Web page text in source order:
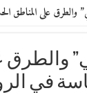
والطرق على المناطق
والطرق
في